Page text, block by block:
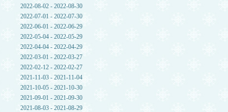
2022-08-02 - 2022-08-30
2022-07-01 - 2022-07-30
2022-06-01 - 2022-06-29
2022-05-04 - 2022-05-29
2022-04-04 - 2022-04-29
2022-03-01 - 2022-03-27
2022-02-12 - 2022-02-27
2021-11-03 - 2021-11-04
2021-10-05 - 2021-10-30
2021-09-01 - 2021-09-30
2021-08-03 - 2021-08-29